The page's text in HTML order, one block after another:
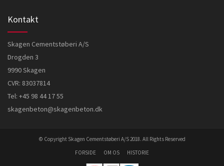
Kontakt
Skagen Cementstøberi A/S
Drogden 3
9990 Skagen
CVR: 83037814
Tel: +45 98 44 17 55
skagenbeton@skagenbeton.dk
© Copyright Skagen Cementstøberi A/S 2018. All Rights Reserved
FORSIDE
OM OS HISTORIE